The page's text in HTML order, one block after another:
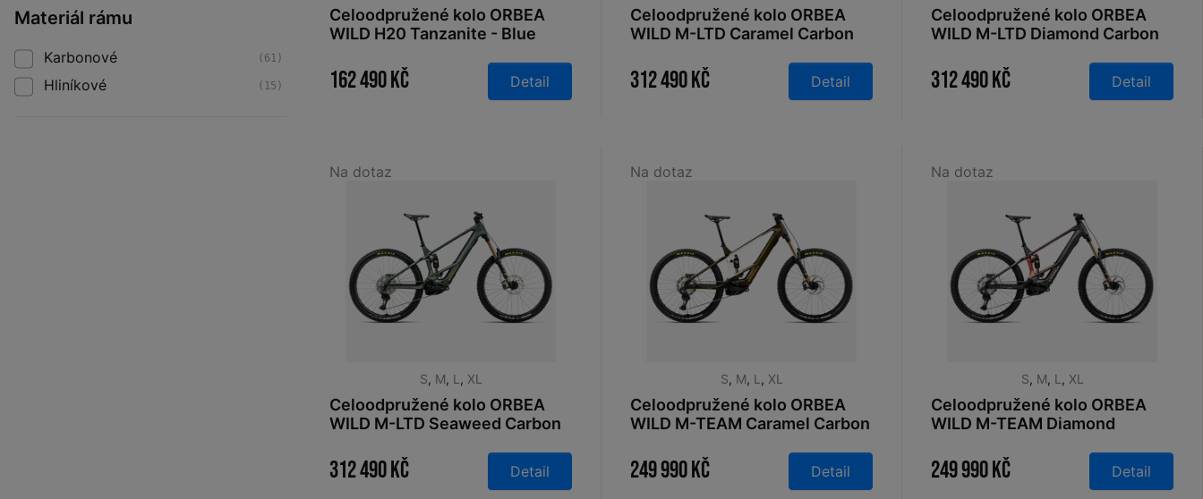
Celoodpružené kolo ORBEA
WILD H20 Tanzanite - Blue
162 490 Kč Detail
Celoodpružené kolo ORBEA
WILD M-LTD Caramel Carbon
(Matt) 2026
312 490 Kč Detail
Celoodpružené kolo ORBEA
WILD M-LTD Diamond Carbon
2026
312 490 Kč Detail
Na dotaz
S, M, L , XL
Celoodpružené kolo ORBEA
WILD M-LTD Seaweed Carbon
312 490 Kč Detail
Na dotaz
S, M, L , XL
Celoodpružené kolo ORBEA
WILD M-TEAM Caramel Carbon
249 990 Kč Detail
Na dotaz
S, M, L , XL
Celoodpružené kolo ORBEA
WILD M-TEAM Diamond
249 990 Kč Detail
Materiál rámu
Karbonové (61)
Hliníkové (15)